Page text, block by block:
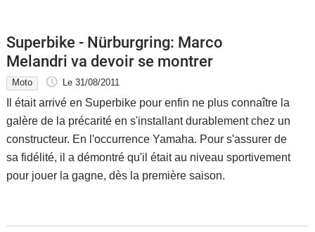
Guide
d'achat
Electriques
Utilitaires
Flottes
Superbike - Nürburgring: Marco
Melandri va devoir se montrer
Moto Le 31/08/2011
Il était arrivé en Superbike pour enfin ne plus connaître la
galère de la précarité en s'installant durablement chez un
constructeur. En l'occurrence Yamaha. Pour s'assurer de
sa fidélité, il a démontré qu'il était au niveau sportivement
pour jouer la gagne, dès la première saison.